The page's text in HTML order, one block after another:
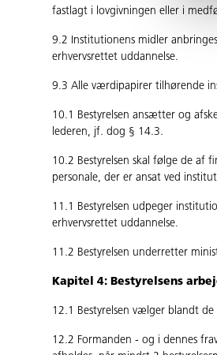
fastlagt i lovgivningen eller i
9.2 Institutionens midler
erhvervsrettet uddannelse.
9.3 Alle værdipapirer tilhørende
10.1 Bestyrelsen ansætter og
lederen, jf. dog § 14.3.
10.2 Bestyrelsen skal følge de af
personale, der er ansat ved
11.1 Bestyrelsen udpeger
erhvervsrettet uddannelse.
11.2 Bestyrelsen underretter
Kapitel 4: Bestyrelsens
12.1 Bestyrelsen vælger blandt
12.2 Formanden - og i dennes